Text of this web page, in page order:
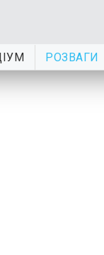
РОЗВАГИ